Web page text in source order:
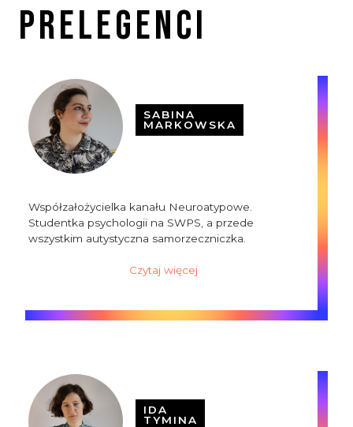
Prelegenci
SABINA
MARKOWSKA
Współzałożycielka kanału Neuroatypowe.
Studentka psychologii na SWPS, a przede
wszystkim autystyczna samorzeczniczka.
Czytaj więcej
IDA
TYMINA